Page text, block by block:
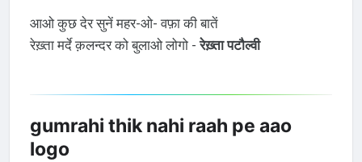
आओ कुछ देर सुनें महर-ओ- वफ़ा की बातें
रेख़्ता मर्दे क़लन्दर को बुलाओ लोगो -रेख़्ता पटौल्वी
gumrahi thik nahi raah pe aao
logo